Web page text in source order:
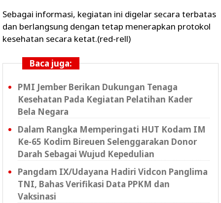
Sebagai informasi, kegiatan ini digelar secara terbatas
dan berlangsung dengan tetap menerapkan protokol
kesehatan secara ketat.(red-rell)
Baca juga:
PMI Jember Berikan Dukungan Tenaga
Kesehatan Pada Kegiatan Pelatihan Kader
Bela Negara
Dalam Rangka Memperingati HUT Kodam IM
Ke-65 Kodim Bireuen Selenggarakan Donor
Darah Sebagai Wujud Kepedulian
Pangdam IX/Udayana Hadiri Vidcon Panglima
TNI, Bahas Verifikasi Data PPKM dan
Vaksinasi